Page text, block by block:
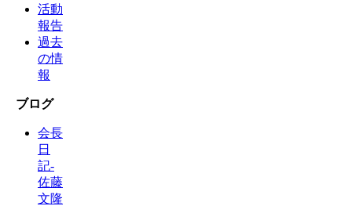
活動
報告
過去
の情
報
ブログ
会長
日
記-
佐藤
文隆